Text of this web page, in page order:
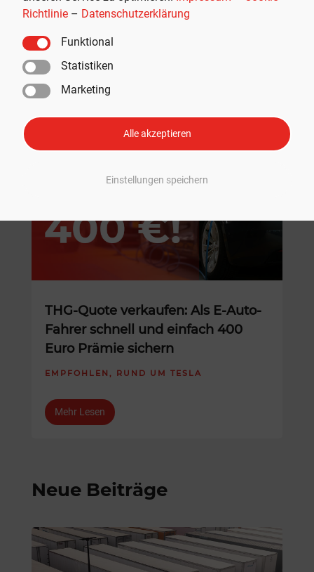
Richtlinie – Datenschutzerklärung
Funktional
Statistiken
Marketing
Alle akzeptieren
Einstellungen speichern
Empfohlen
THG-Quote verkaufen: Als E-Auto-
Fahrer schnell und einfach 400
Euro Prämie sichern
EMPFOHLEN , RUND UM TESLA
Mehr Lesen
Neue Beiträge